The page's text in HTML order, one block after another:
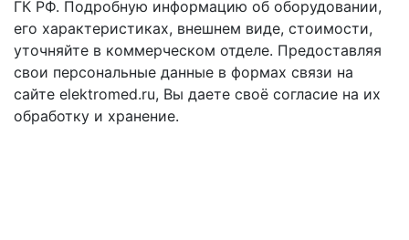
ГК РФ. Подробную информацию об оборудовании,
его характеристиках, внешнем виде, стоимости,
уточняйте в коммерческом отделе. Предоставляя
свои персональные данные в формах связи на
сайте elektromed.ru, Вы даете своё согласие на их
обработку и хранение.